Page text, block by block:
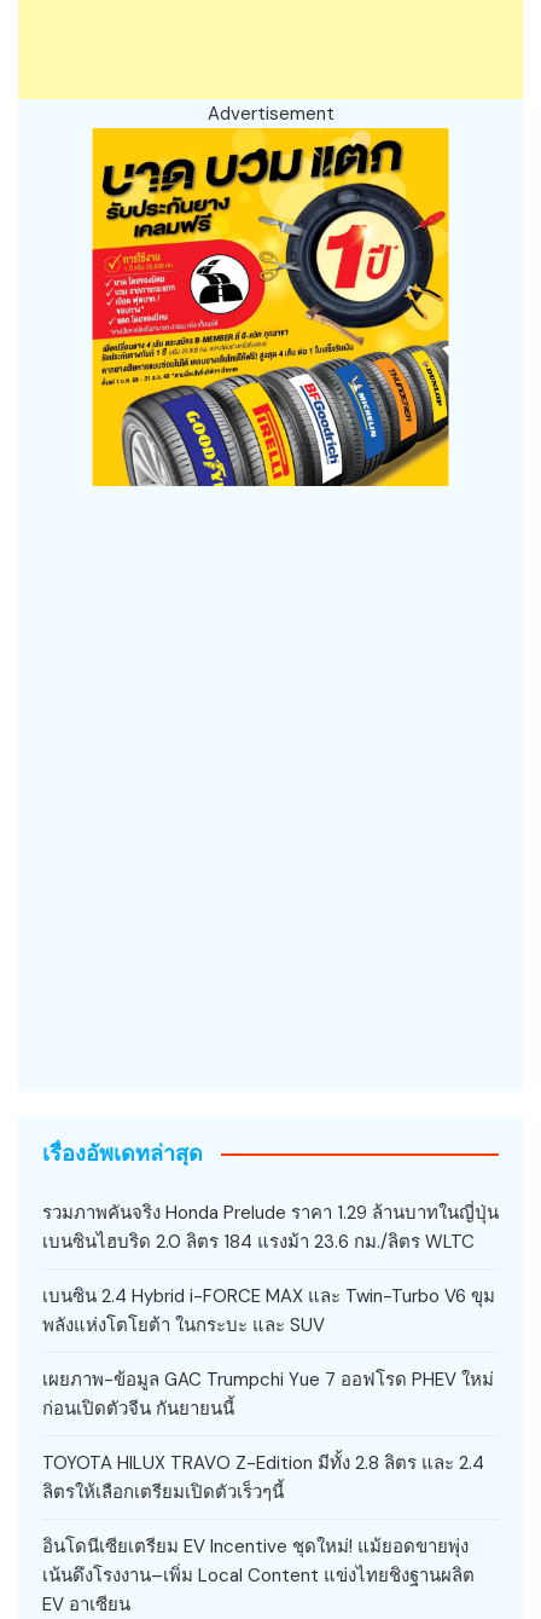
Advertisement
เรื่องอัพเดทล่าสุด
รวมภาพคันจริง Honda Prelude ราคา 1.29 ล้านบาทในญี่ปุ่น
เบนซินไฮบริด 2.0 ลิตร 184 แรงม้า 23.6 กม./ลิตร WLTC
เบนซิน 2.4 Hybrid i-FORCE MAX และ Twin-Turbo V6 ขุม
พลังแห่งโตโยต้า ในกระบะ และ SUV
เผยภาพ-ข้อมูล GAC Trumpchi Yue 7 ออฟโรด PHEV ใหม่
ก่อนเปิดตัวจีน กันยายนนี้
TOYOTA HILUX TRAVO Z-Edition มีทั้ง 2.8 ลิตร และ 2.4
ลิตรให้เลือกเตรียมเปิดตัวเร็วๆนี้
อินโดนีเซียเตรียม EV Incentive ชุดใหม่! แม้ยอดขายพุ่ง
เน้นดึงโรงงาน–เพิ่ม Local Content แข่งไทยชิงฐานผลิต
EV อาเซียน